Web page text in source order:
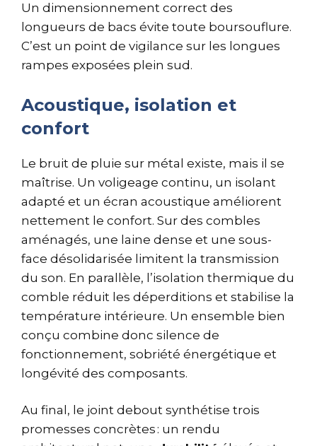
Un dimensionnement correct des
longueurs de bacs évite toute boursouflure.
C’est un point de vigilance sur les longues
rampes exposées plein sud.
Acoustique, isolation et
confort
Le bruit de pluie sur métal existe, mais il se
maîtrise. Un voligeage continu, un isolant
adapté et un écran acoustique améliorent
nettement le confort. Sur des combles
aménagés, une laine dense et une sous-
face désolidarisée limitent la transmission
du son. En parallèle, l’isolation thermique du
comble réduit les déperditions et stabilise la
température intérieure. Un ensemble bien
conçu combine donc silence de
fonctionnement, sobriété énergétique et
longévité des composants.
Au final, le joint debout synthétise trois
promesses concrètes : un rendu